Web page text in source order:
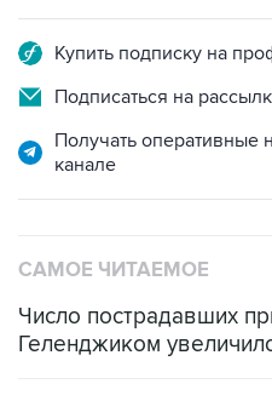
Купить подписку на
Подписаться на
Получать оперативные
канале
САМОЕ ЧИТАЕМОЕ
Число пострадавших
Геленджиком